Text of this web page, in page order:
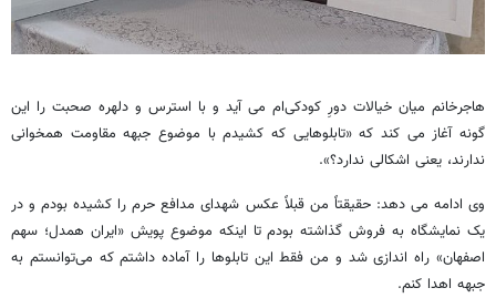
هاجرخانم میان خیالات دورِ کودکی‌ام می آید و با استرس و دلهره صحبت را این
گونه آغاز می کند که «تابلوهایی که کشیدم با موضوع جبهه مقاومت همخوانی
ندارند، یعنی اشکالی ندارد؟».
وی ادامه می دهد: حقیقتاً من قبلاً عکس شهدای مدافع حرم را کشیده بودم و در
یک نمایشگاه به فروش گذاشته بودم تا اینکه موضوع پویش «ایران همدل؛ سهم
اصفهان» راه اندازی شد و من فقط این تابلوها را آماده داشتم که می‌توانستم به
جبهه اهدا کنم.